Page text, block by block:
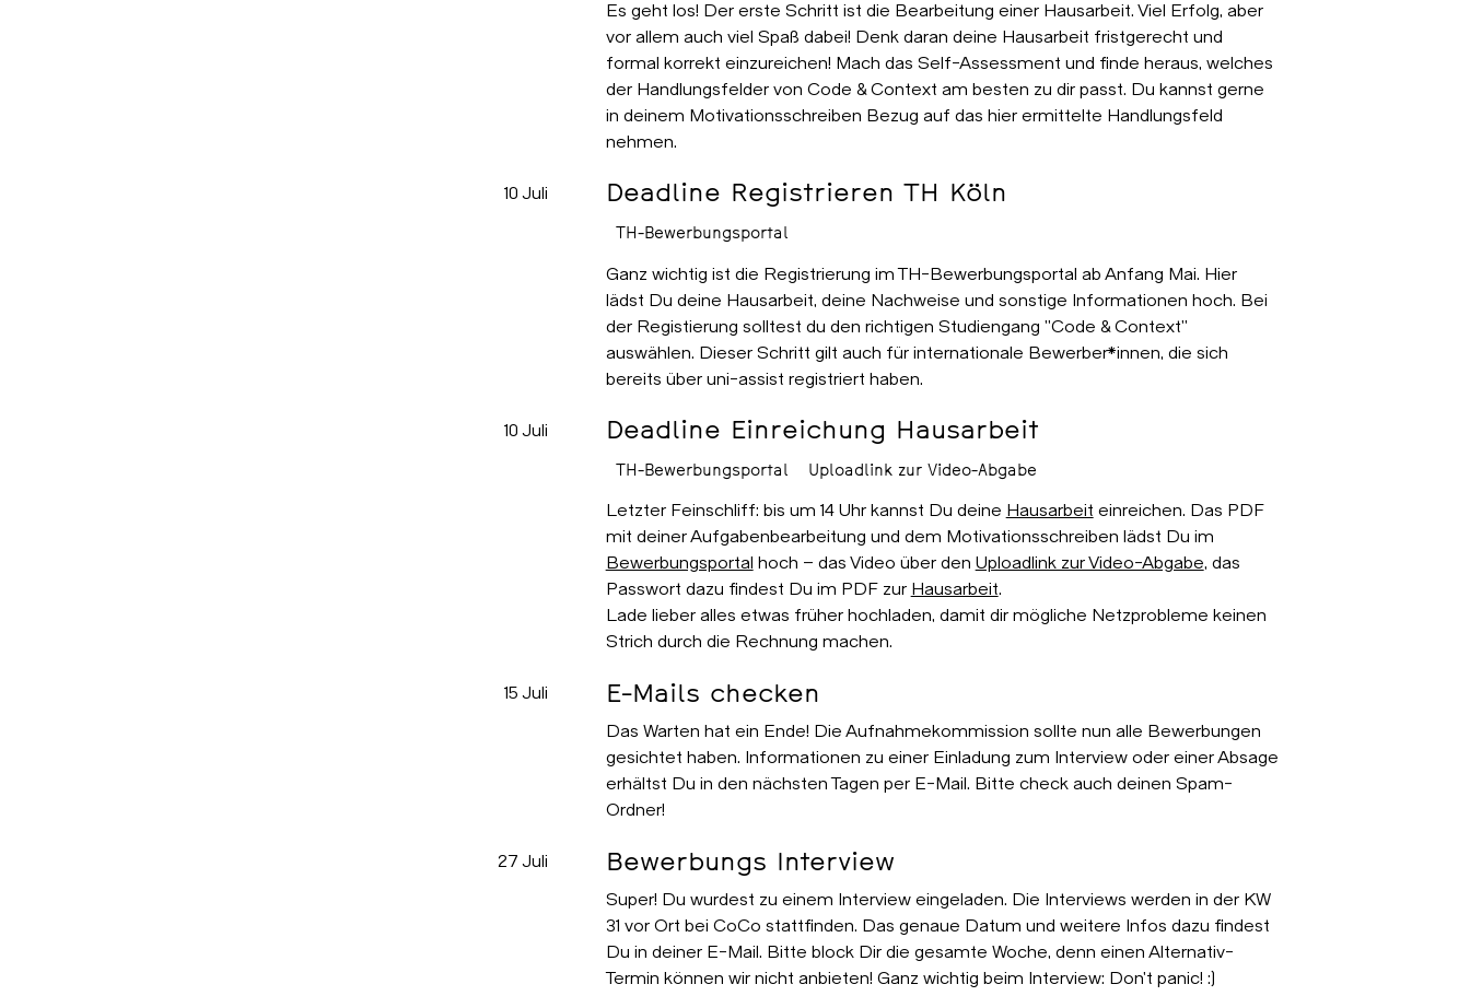
Es geht los! Der erste Schritt ist die Bearbeitung einer Hausarbeit. Viel Erfolg, aber
vor allem auch viel Spaß dabei! Denk daran deine Hausarbeit fristgerecht und
formal korrekt einzureichen! Mach das Self-Assessment und finde heraus, welches
der Handlungsfelder von Code & Context am besten zu dir passt. Du kannst gerne
in deinem Motivationsschreiben Bezug auf das hier ermittelte Handlungsfeld
nehmen.
10 Juli Deadline Registrieren TH Köln
TH-Bewerbungsportal
Ganz wichtig ist die Registrierung im TH-Bewerbungsportal ab Anfang Mai. Hier
lädst Du deine Hausarbeit, deine Nachweise und sonstige Informationen hoch. Bei
der Registierung solltest du den richtigen Studiengang "Code & Context"
auswählen. Dieser Schritt gilt auch für internationale Bewerber*innen, die sich
bereits über uni-assist registriert haben.
10 Juli Deadline Einreichung Hausarbeit
TH-Bewerbungsportal Uploadlink zur Video-Abgabe
Letzter Feinschliff: bis um 14 Uhr kannst Du deine Hausarbeit einreichen. Das PDF
mit deiner Aufgabenbearbeitung und dem Motivationsschreiben lädst Du im
Bewerbungsportal hoch – das Video über den Uploadlink zur Video-Abgabe, das
Passwort dazu findest Du im PDF zur Hausarbeit.
Lade lieber alles etwas früher hochladen, damit dir mögliche Netzprobleme keinen
Strich durch die Rechnung machen.
15 Juli E-Mails checken
Das Warten hat ein Ende! Die Aufnahmekommission sollte nun alle Bewerbungen
gesichtet haben. Informationen zu einer Einladung zum Interview oder einer Absage
erhältst Du in den nächsten Tagen per E-Mail. Bitte check auch deinen Spam-
Ordner!
27 Juli Bewerbungs Interview
Super! Du wurdest zu einem Interview eingeladen. Die Interviews werden in der KW
31 vor Ort bei CoCo stattfinden. Das genaue Datum und weitere Infos dazu findest
Du in deiner E-Mail. Bitte block Dir die gesamte Woche, denn einen Alternativ-
Termin können wir nicht anbieten! Ganz wichtig beim Interview: Don't panic! :)